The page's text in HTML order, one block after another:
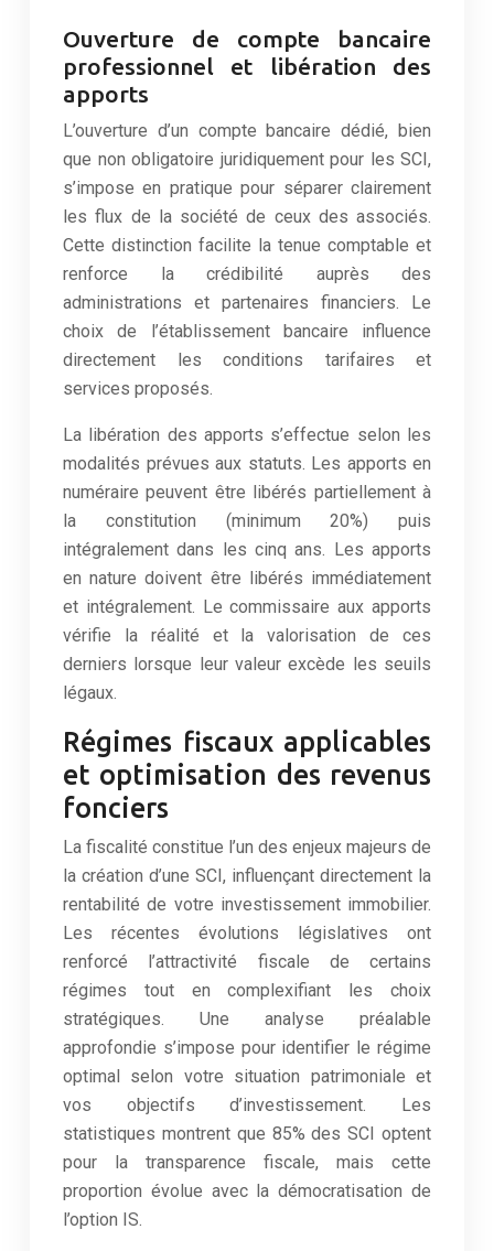
Ouverture de compte bancaire
professionnel et libération des
apports
L’ouverture d’un compte bancaire dédié, bien
que non obligatoire juridiquement pour les SCI,
s’impose en pratique pour séparer clairement
les flux de la société de ceux des associés.
Cette distinction facilite la tenue comptable et
renforce la crédibilité auprès des
administrations et partenaires financiers. Le
choix de l’établissement bancaire influence
directement les conditions tarifaires et
services proposés.
La libération des apports s’effectue selon les
modalités prévues aux statuts. Les apports en
numéraire peuvent être libérés partiellement à
la constitution (minimum 20%) puis
intégralement dans les cinq ans. Les apports
en nature doivent être libérés immédiatement
et intégralement. Le commissaire aux apports
vérifie la réalité et la valorisation de ces
derniers lorsque leur valeur excède les seuils
légaux.
Régimes fiscaux applicables
et optimisation des revenus
fonciers
La fiscalité constitue l’un des enjeux majeurs de
la création d’une SCI, influençant directement la
rentabilité de votre investissement immobilier.
Les récentes évolutions législatives ont
renforcé l’attractivité fiscale de certains
régimes tout en complexifiant les choix
stratégiques. Une analyse préalable
approfondie s’impose pour identifier le régime
optimal selon votre situation patrimoniale et
vos objectifs d’investissement. Les
statistiques montrent que 85% des SCI optent
pour la transparence fiscale, mais cette
proportion évolue avec la démocratisation de
l’option IS.